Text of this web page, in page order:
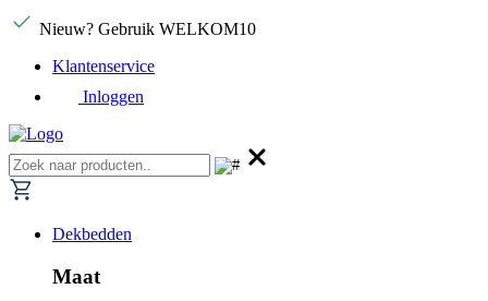
Nieuw? Gebruik WELKOM10
Klantenservice
Inloggen
Dekbedden
Maat